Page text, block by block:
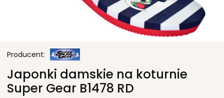
Japonki damskie na koturnie
Super Gear B1478 RD